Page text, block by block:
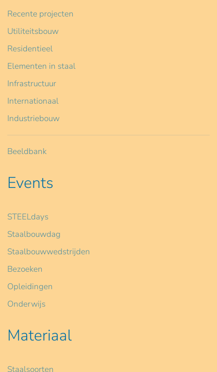
Recente projecten
Utiliteitsbouw
Residentieel
Elementen in staal
Infrastructuur
Internationaal
Industriebouw
Beeldbank
Events
STEELdays
Staalbouwdag
Staalbouwwedstrijden
Bezoeken
Opleidingen
Onderwijs
Materiaal
Staalsoorten